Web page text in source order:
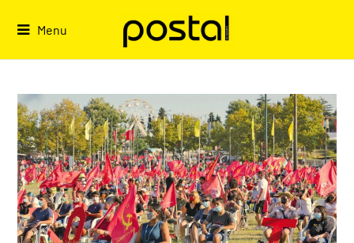
Menu